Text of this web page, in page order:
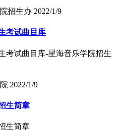
招生办 2022/1/9
考试曲目库
考试曲目库-星海音乐学院招生
2022/1/9
生简章
生简章